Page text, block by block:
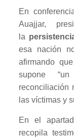
En
Auajjar,
la
esa nación
afirmando
supone
reconciliación
las víctimas y
En el
recopila